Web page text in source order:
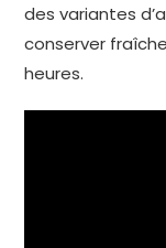
des variantes
conserver
heures.